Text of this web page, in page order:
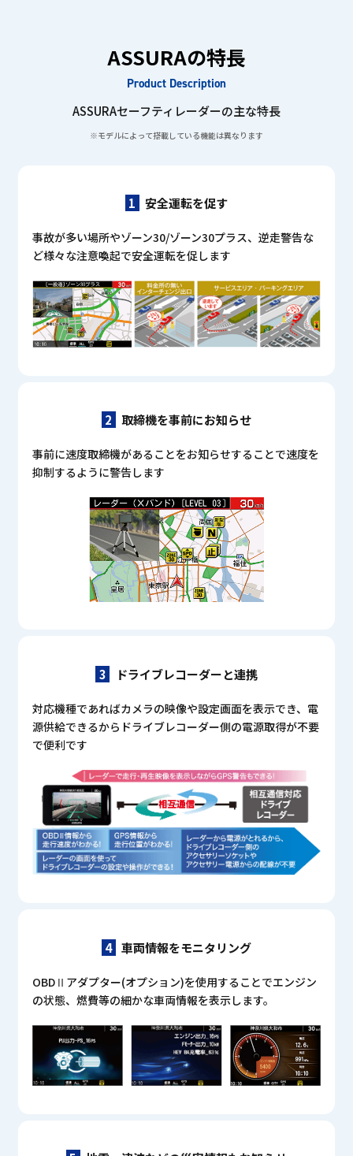
ASSURAの特長
Product Description
ASSURAセーフティレーダーの主な特長
※モデルによって搭載している機能は異なります
1 安全運転を促す
事故が多い場所やゾーン30/ゾーン30プラス、逆走警告な
ど様々な注意喚起で安全運転を促します
2 取締機を事前にお知らせ
事前に速度取締機があることをお知らせすることで速度を
抑制するように警告します
3 ドライブレコーダーと連携
対応機種であればカメラの映像や設定画面を表示でき、 電
源供給できるからドライブレコーダー側の電源取得が不要
で便利です
4 車両情報をモニタリング
OBDⅡアダプター(オプション)を使用することでエンジン
の状態、燃費等の細かな車両情報を表示します。